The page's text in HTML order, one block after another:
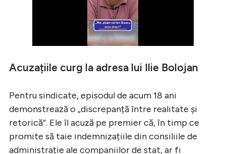
Acuzațiile curg la adresa lui Ilie Bolojan
Pentru sindicate, episodul de acum 18 ani
demonstrează o „discrepanță între realitate și
retorică”. Ele îl acuză pe premier că, în timp ce
promite să taie indemnizațiile din consiliile de
administrație ale companiilor de stat, ar fi